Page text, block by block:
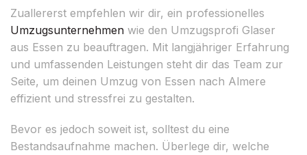
Zuallererst empfehlen wir dir, ein professionelles
Umzugsunternehmen wie den Umzugsprofi Glaser
aus Essen zu beauftragen. Mit langjähriger Erfahrung
und umfassenden Leistungen steht dir das Team zur
Seite, um deinen Umzug von Essen nach Almere
effizient und stressfrei zu gestalten.
Bevor es jedoch soweit ist, solltest du eine
Bestandsaufnahme machen. Überlege dir, welche